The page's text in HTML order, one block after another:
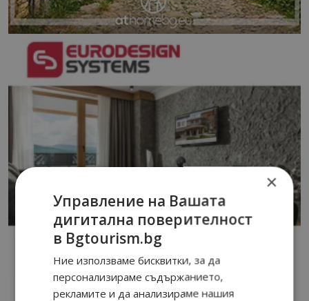
×
Управление на Вашата
дигитална поверителност
в Bgtourism.bg
Ние използваме бисквитки, за да
персонализираме съдържанието,
рекламите и да анализираме нашия